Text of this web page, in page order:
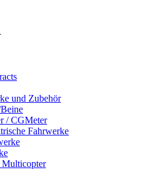
und Zubehör
/ CGMeter
Fahrwerke